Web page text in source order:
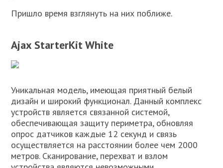
Пришло время взглянуть на них поближе.
Ajax StarterKit White
Уникальная модель, имеющая приятный белый
дизайн и широкий функционал. Данный комплекс
устройств является связанной системой,
обеспечивающая защиту периметра, обновляя
опрос датчиков каждые 12 секунд и связь
осуществляется на расстоянии более чем 2000
метров. Сканирование, перехват и взлом